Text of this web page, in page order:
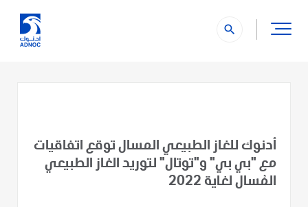
search
أدنوك للغاز الطبيعي المسال توقع اتفاقيات
مع "بي بي" و"توتال" لتوريد الغاز الطبيعي
المُسال لغاية 2022